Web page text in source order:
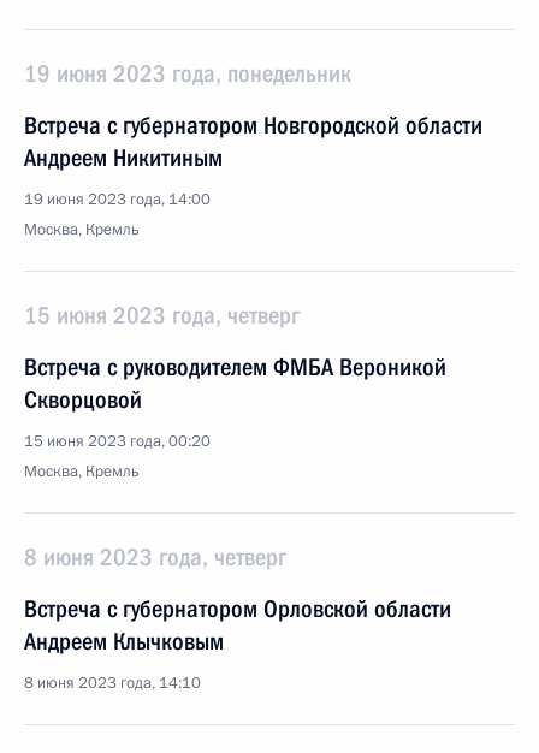
19 июня 2023 года, понедельник
Встреча с губернатором Новгородской области
Андреем Никитиным
19 июня 2023 года, 14:00
Москва, Кремль
15 июня 2023 года, четверг
Встреча с руководителем ФМБА Вероникой
Скворцовой
15 июня 2023 года, 00:20
Москва, Кремль
8 июня 2023 года, четверг
Встреча с губернатором Орловской области
Андреем Клычковым
8 июня 2023 года, 14:10